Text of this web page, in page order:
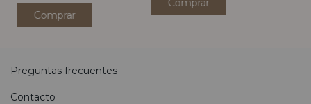
Comprar
Comprar
Preguntas frecuentes
Contacto